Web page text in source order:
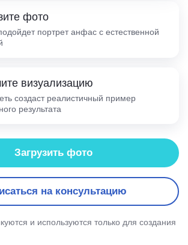
фото
портрет анфас с естественной
визуализацию
создаст реалистичный пример
результата
Загрузить фото
на консультацию
и используются только для создания